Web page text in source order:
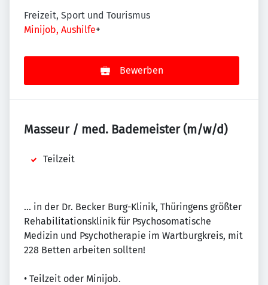
Freizeit, Sport und Tourismus
Minijob, Aushilfe+
Bewerben
Masseur / med. Bademeister (m/w/d)
Teilzeit
... in der Dr. Becker Burg-Klinik, Thüringens größter
Rehabilitationsklinik für Psychosomatische
Medizin und Psychotherapie im Wartburgkreis, mit
228 Betten arbeiten sollten!
• Teilzeit oder Minijob.